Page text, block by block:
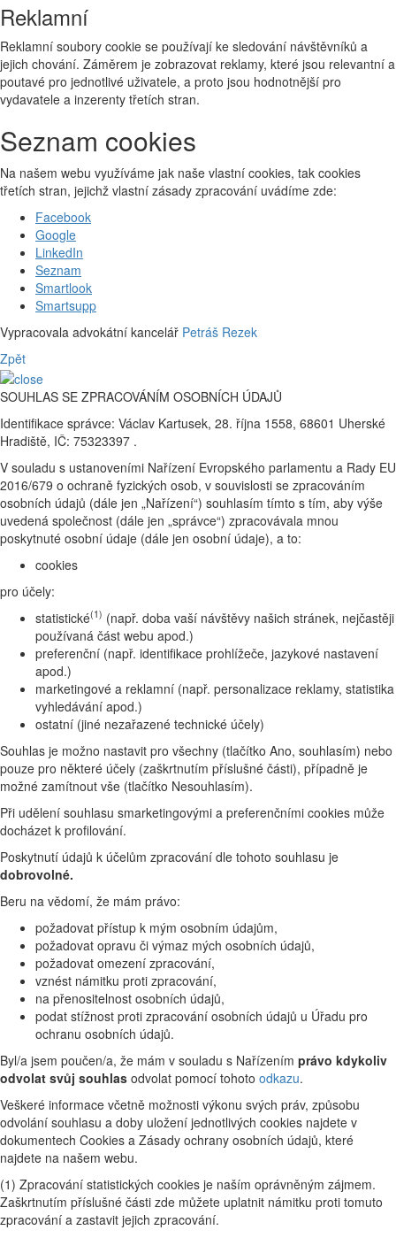
Reklamní
Reklamní soubory cookie se používají ke sledování návštěvníků a
jejich chování. Záměrem je zobrazovat reklamy, které jsou relevantní a
poutavé pro jednotlivé uživatele, a proto jsou hodnotnější pro
vydavatele a inzerenty třetích stran.
Seznam cookies
Na našem webu využíváme jak naše vlastní cookies, tak cookies
třetích stran, jejichž vlastní zásady zpracování uvádíme zde:
Facebook
Google
LinkedIn
Seznam
Smartlook
Smartsupp
Vypracovala advokátní kancelář Petráš Rezek
Zpět
SOUHLAS SE ZPRACOVÁNÍM OSOBNÍCH ÚDAJŮ
Identifikace správce: Václav Kartusek, 28. října 1558, 68601 Uherské
Hradiště, IČ: 75323397 .
V souladu s ustanoveními Nařízení Evropského parlamentu a Rady EU
2016/679 o ochraně fyzických osob, v souvislosti se zpracováním
osobních údajů (dále jen „Nařízení“) souhlasím tímto s tím, aby výše
uvedená společnost (dále jen „správce“) zpracovávala mnou
poskytnuté osobní údaje (dále jen osobní údaje), a to:
cookies
pro účely:
statistické(1) (např. doba vaší návštěvy našich stránek, nejčastěji
používaná část webu apod.)
preferenční (např. identifikace prohlížeče, jazykové nastavení
apod.)
marketingové a reklamní (např. personalizace reklamy, statistika
vyhledávání apod.)
ostatní (jiné nezařazené technické účely)
Souhlas je možno nastavit pro všechny (tlačítko Ano, souhlasím) nebo
pouze pro některé účely (zaškrtnutím příslušné části), případně je
možné zamítnout vše (tlačítko Nesouhlasím).
Při udělení souhlasu smarketingovými a preferenčními cookies může
docházet k profilování.
Poskytnutí údajů k účelům zpracování dle tohoto souhlasu je
dobrovolné.
Beru na vědomí, že mám právo:
požadovat přístup k mým osobním údajům,
požadovat opravu či výmaz mých osobních údajů,
požadovat omezení zpracování,
vznést námitku proti zpracování,
na přenositelnost osobních údajů,
podat stížnost proti zpracování osobních údajů u Úřadu pro
ochranu osobních údajů.
Byl/a jsem poučen/a, že mám v souladu s Nařízením právo kdykoliv
odvolat svůj souhlas odvolat pomocí tohoto odkazu.
Veškeré informace včetně možnosti výkonu svých práv, způsobu
odvolání souhlasu a doby uložení jednotlivých cookies najdete v
dokumentech Cookies a Zásady ochrany osobních údajů, které
najdete na našem webu.
(1) Zpracování statistických cookies je naším oprávněným zájmem.
Zaškrtnutím příslušné části zde můžete uplatnit námitku proti tomuto
zpracování a zastavit jejich zpracování.